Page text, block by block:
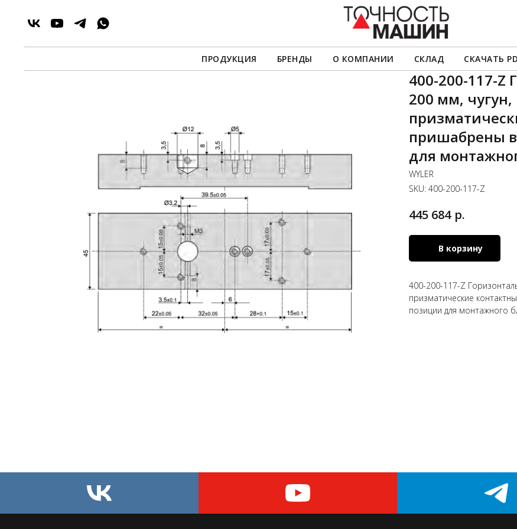
ПРОДУКЦИЯ БРЕНДЫ О КОМПАНИИ СКЛАД СКАЧАТЬ
400-200-117-Z
200 мм,
пришабрены
для
WYLER
SKU: 400-200-117-Z
445 684 р.
В корзину
400-200-117-Z
призматические
позиции для монтажного